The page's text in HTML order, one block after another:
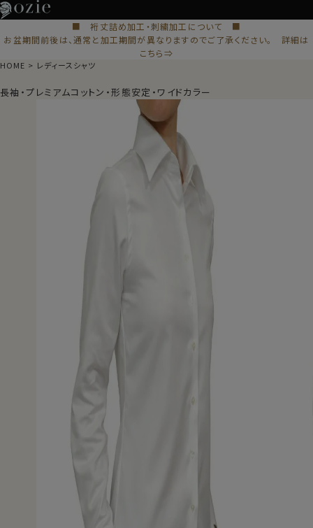
■ 裄丈詰め加工・刺繍加工について ■
お盆期間前後は、通常と加工期間が異なりますのでご了承ください。 詳細は
こちら⇒
HOME レディースシャツ
長袖・プレミアムコットン・形態安定・ワイドカラー